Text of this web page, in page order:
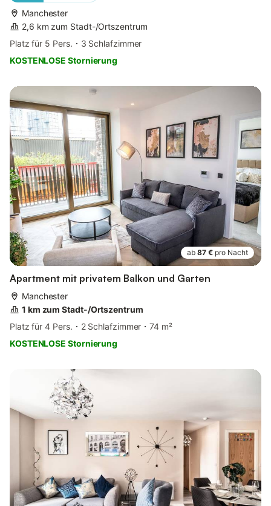
Manchester
2,6 km zum Stadt-/Ortszentrum
Platz für 5 Pers.
3 Schlafzimmer
KOSTENLOSE Stornierung
ab 87 € pro Nacht
Apartment mit privatem Balkon und Garten
Manchester
1 km zum Stadt-/Ortszentrum
Platz für 4 Pers.
2 Schlafzimmer
74 m²
KOSTENLOSE Stornierung